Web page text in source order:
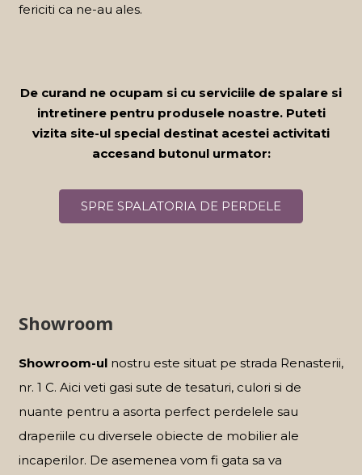
fericiti ca ne-au ales.
De curand ne ocupam si cu serviciile de spalare si
intretinere pentru produsele noastre. Puteti
vizita site-ul special destinat acestei activitati
accesand butonul urmator:
SPRE SPALATORIA DE PERDELE
Showroom
Showroom-ulnostru este situat pe strada Renasterii,
nr. 1 C. Aici veti gasi sute de tesaturi, culori si de
nuante pentru a asorta perfect perdelele sau
draperiile cu diversele obiecte de mobilier ale
incaperilor. De asemenea vom fi gata sa va